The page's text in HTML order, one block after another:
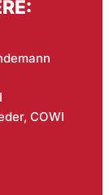
COWI